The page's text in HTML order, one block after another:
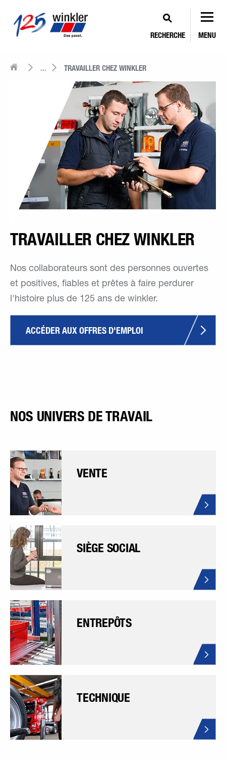
RECHERCHE MENU
... TRAVAILLER CHEZ WINKLER
TRAVAILLER CHEZ WINKLER
Nos collaborateurs sont des personnes ouvertes
et positives, fiables et prêtes à faire perdurer
l'histoire plus de 125 ans de winkler.
ACCÉDER AUX OFFRES D'EMPLOI
NOS UNIVERS DE TRAVAIL
VENTE
SIÈGE SOCIAL
ENTREPÔTS
TECHNIQUE